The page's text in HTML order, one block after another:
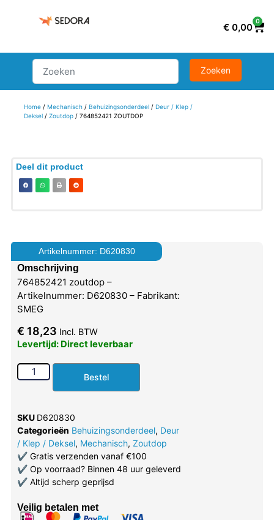
€ 0,00
0
Home/ Mechanisch/ Behuizingsonderdeel/ Deur / Klep /
Deksel/ Zoutdop/ 764852421 ZOUTDOP
Deel dit product
Artikelnummer: D620830
Omschrijving
764852421 zoutdop –
Artikelnummer: D620830 – Fabrikant:
SMEG
€ 18,23 Incl. BTW
Levertijd: Direct leverbaar
Bestel
SKU D620830
Categorieën Behuizingsonderdeel, Deur
/ Klep / Deksel, Mechanisch, Zoutdop
✔Gratis verzenden vanaf €100
✔Op voorraad? Binnen 48 uur geleverd
✔Altijd scherp geprijsd
Veilig betalen met